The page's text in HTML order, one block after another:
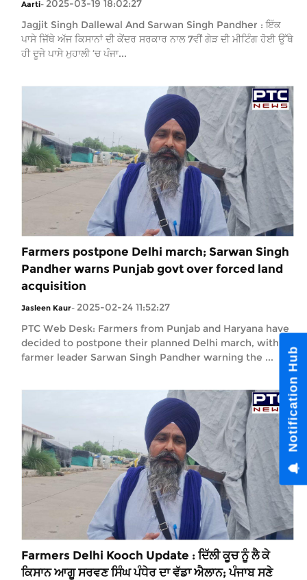
Aarti- 2025-03-19 18:02:27
Jagjit Singh Dallewal And Sarwan Singh Pandher : ਇੱਕ
ਪਾਸੇ ਜਿੱਥੇ ਅੱਜ ਕਿਸਾਨਾਂ ਦੀ ਕੇਂਦਰ ਸਰਕਾਰ ਨਾਲ 7ਵੀਂ ਗੇੜ ਦੀ ਮੀਟਿੰਗ ਹੋਈ ਉੱਥੇ
ਹੀ ਦੂਜੇ ਪਾਸੇ ਮੁਹਾਲੀ ’ਚ ਪੰਜਾ...
Farmers postpone Delhi march; Sarwan Singh
Pandher warns Punjab govt over forced land
acquisition
Jasleen Kaur- 2025-02-24 11:52:27
PTC Web Desk: Farmers from Punjab and Haryana have
decided to postpone their planned Delhi march, with
farmer leader Sarwan Singh Pandher warning the ...
Farmers Delhi Kooch Update : ਦਿੱਲੀ ਕੂਚ ਨੂੰ ਲੈ ਕੇ
ਕਿਸਾਨ ਆਗੂ ਸਰਵਣ ਸਿੰਘ ਪੰਧੇਰ ਦਾ ਵੱਡਾ ਐਲਾਨ; ਪੰਜਾਬ ਸਣੇ